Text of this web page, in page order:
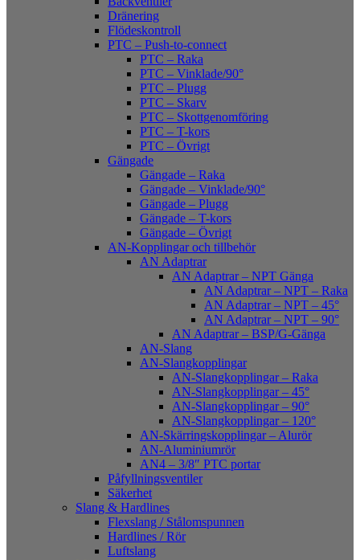
Dränering
Flödeskontroll
PTC – Push-to-connect
PTC – Raka
PTC – Vinklade/90°
PTC – Plugg
PTC – Skarv
PTC – Skottgenomföring
PTC – T-kors
PTC – Övrigt
Gängade
Gängade – Raka
Gängade – Vinklade/90°
Gängade – Plugg
Gängade – T-kors
Gängade – Övrigt
AN-Kopplingar och tillbehör
AN Adaptrar
AN Adaptrar – NPT Gänga
AN Adaptrar – NPT – Raka
AN Adaptrar – NPT – 45°
AN Adaptrar – NPT – 90°
AN Adaptrar – BSP/G-Gänga
AN-Slang
AN-Slangkopplingar
AN-Slangkopplingar – Raka
AN-Slangkopplingar – 45°
AN-Slangkopplingar – 90°
AN-Slangkopplingar – 120°
AN-Skärringskopplingar – Alurör
AN-Aluminiumrör
AN4 – 3/8″ PTC portar
Påfyllningsventiler
Säkerhet
Slang & Hardlines
Flexslang / Stålomspunnen
Hardlines / Rör
Luftslang